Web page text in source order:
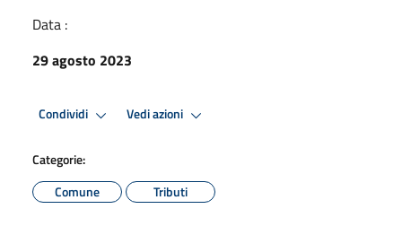
Data :
29 agosto 2023
Condividi Vedi azioni
Categorie:
Comune
Tributi